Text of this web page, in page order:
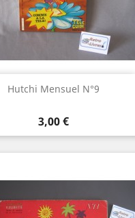
Hutchi Mensuel N°9
Prix
3,00 €